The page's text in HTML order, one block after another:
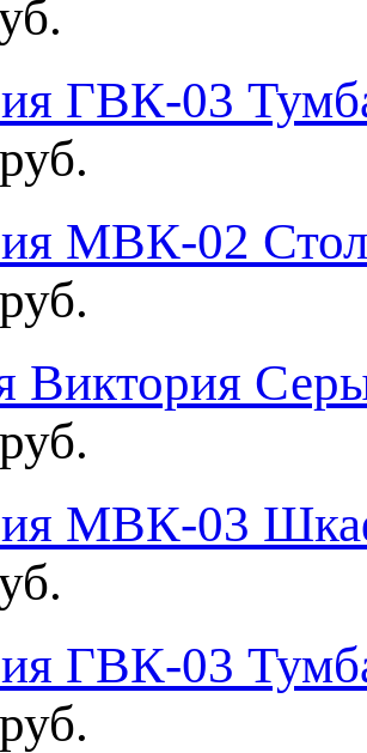
ГВК-03
МВК-02
Виктория
МВК-03
ГВК-03